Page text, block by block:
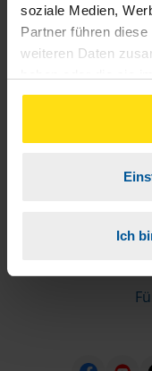
soziale Medien,
Partner führen
weiteren Daten
gesammelt haben.
können Sie der
unserer
Ich
Online-
Die